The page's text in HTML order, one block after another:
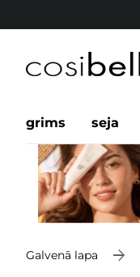
grims seja
Galvenā lapa